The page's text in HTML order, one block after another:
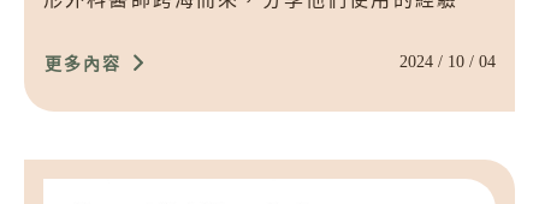
更多內容 2024 / 10 / 04